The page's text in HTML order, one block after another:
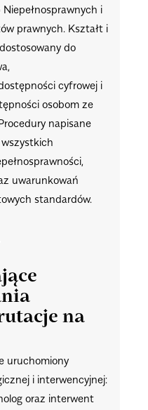
i
prawnych. Kształt i
do
cyfrowej i
osobom ze
napisane
uwarunkowań
standardów.
na
uruchomiony
i interwencyjnej:
oraz interwent